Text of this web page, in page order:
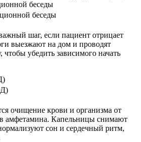
беседы
шаг, если пациент отрицает
выезжают на дом и проводят
убедить зависимого начать
очищение крови и организма от
амфетамина. Капельницы снимают
сон и сердечный ритм,